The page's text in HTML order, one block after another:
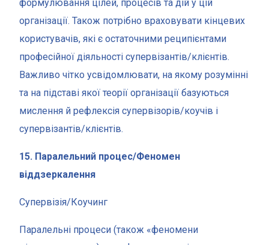
формулювання цілей, процесів та дій у цій
організації. Також потрібно враховувати кінцевих
користувачів, які є остаточними реципієнтами
професійної діяльності супервізантів/клієнтів.
Важливо чітко усвідомлювати, на якому розумінні
та на підставі якої теорії організації базуються
мислення й рефлексія супервізорів/коучів і
супервізантів/клієнтів.
15. Паралельний процес/Феномен
віддзеркалення
Супервізія/Коучинг
Паралельні процеси (також «феномени